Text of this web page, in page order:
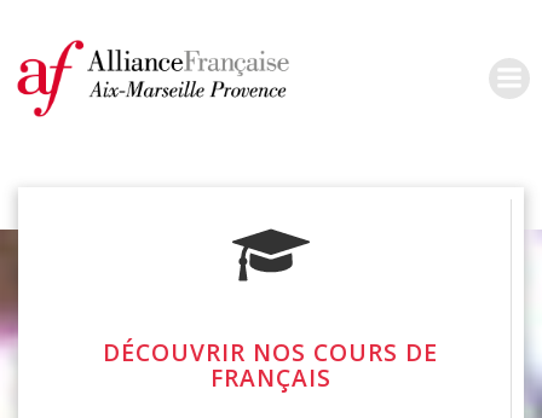
contenu
DÉCOUVRIR NOS COURS DE
FRANÇAIS